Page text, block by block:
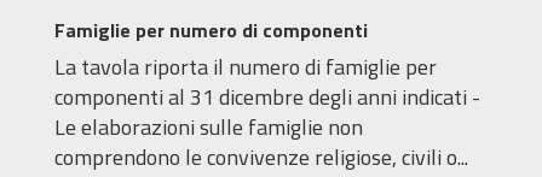
Famiglie per numero di componenti
La tavola riporta il numero di famiglie per
componenti al 31 dicembre degli anni indicati -
Le elaborazioni sulle famiglie non
comprendono le convivenze religiose, civili o...